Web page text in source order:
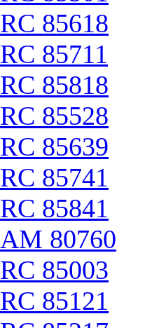
RC 85618
RC 85711
RC 85818
RC 85528
RC 85639
RC 85741
RC 85841
AM 80760
RC 85003
RC 85121